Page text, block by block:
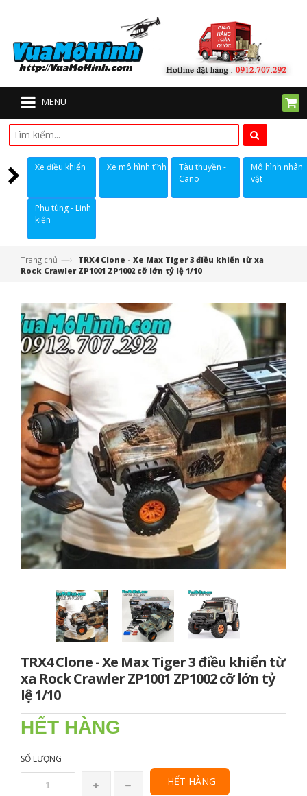
MENU
Xe điều khiển Xe mô hình tĩnh
Tàu thuyền -
Cano
Mô hình nhân
vật
Phụ tùng - Linh
kiện
Trang chủ —›
TRX4 Clone - Xe Max Tiger 3 điều khiển từ xa
Rock Crawler ZP1001 ZP1002 cỡ lớn tỷ lệ 1/10
TRX4 Clone - Xe Max Tiger 3 điều khiển từ
xa Rock Crawler ZP1001 ZP1002 cỡ lớn tỷ
lệ 1/10
HẾT HÀNG
SỐ LƯỢNG
HẾT HÀNG